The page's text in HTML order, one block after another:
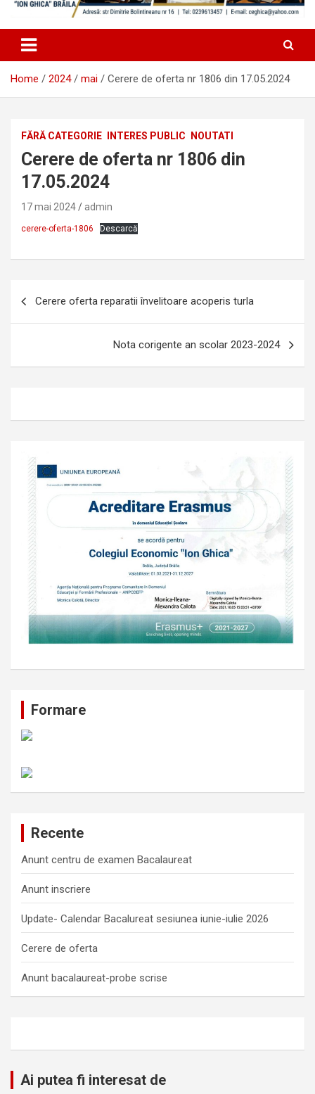
Home 2024 mai Cerere de oferta nr 1806 din 17.05.2024
FĂRĂ CATEGORIE INTERES PUBLIC NOUTATI
Cerere de oferta nr 1806 din
17.05.2024
17 mai 2024 admin
cerere-oferta-1806 Descarcă
Cerere oferta reparatii învelitoare acoperis turla
Nota corigente an scolar 2023-2024
Formare
Recente
Anunt centru de examen Bacalaureat
Anunt inscriere
Update- Calendar Bacalureat sesiunea iunie-iulie 2026
Cerere de oferta
Anunt bacalaureat-probe scrise
Ai putea fi interesat de